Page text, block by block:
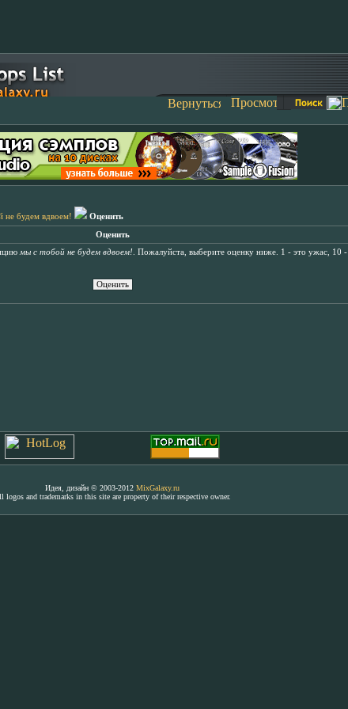
не будем вдвоем! Оценить
Оценить
мы с тобой не будем вдвоем! . Пожалуйста, выберите оценку ниже. 1 - это ужас, 10 -
Идея, дизайн © 2003-2012 MixGalaxy.ru
logos and trademarks in this site are property of their respective owner.